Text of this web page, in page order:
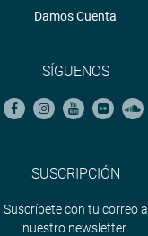
Damos Cuenta
SÍGUENOS
SUSCRIPCIÓN
Suscríbete con tu correo a
nuestro newsletter.